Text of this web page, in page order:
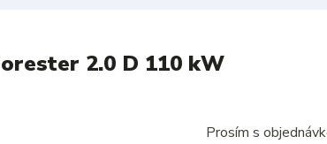
2.0 D 110 kW
Prosím s